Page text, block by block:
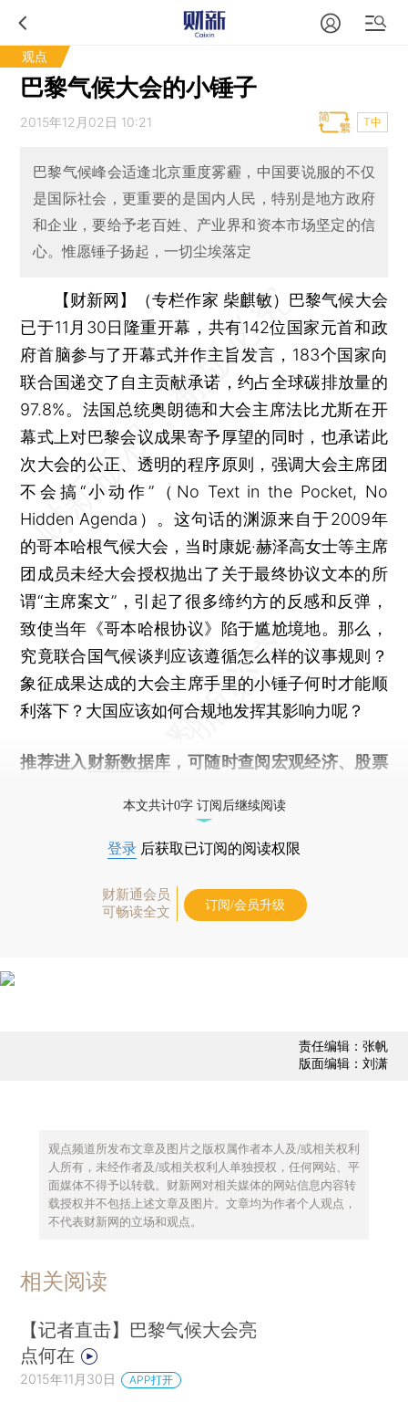
观点
巴黎气候大会的小锤子
2015年12月02日 10:21 T中
巴黎气候峰会适逢北京重度雾霾，中国要说服的不仅
是国际社会，更重要的是国内人民，特别是地方政府
和企业，要给予老百姓、产业界和资本市场坚定的信
心。惟愿锤子扬起，一切尘埃落定
【财新网】（专栏作家 柴麒敏） 巴黎气候大会
已于11月30日隆重开幕，共有142位国家元首和政
府首脑参与了开幕式并作主旨发言，183个国家向
联合国递交了自主贡献承诺，约占全球碳排放量的
97.8%。法国总统奥朗德和大会主席法比尤斯在开
幕式上对巴黎会议成果寄予厚望的同时，也承诺此
次大会的公正、透明的程序原则，强调大会主席团
不会搞“小动作”（No Text in the Pocket, No
Hidden Agenda）。这句话的渊源来自于2009年
的哥本哈根气候大会，当时康妮·赫泽高女士等主席
团成员未经大会授权抛出了关于最终协议文本的所
谓“主席案文”，引起了很多缔约方的反感和反弹，
致使当年《哥本哈根协议》陷于尴尬境地。那么，
究竟联合国气候谈判应该遵循怎么样的议事规则？
象征成果达成的大会主席手里的小锤子何时才能顺
利落下？大国应该如何合规地发挥其影响力呢？
推荐进入 财新数据库 ，可随时查阅宏观经济、股票
本文共计0字 订阅后继续阅读
登录 后获取已订阅的阅读权限
财新通会员
可畅读全文
订阅/会员升级
责任编辑：张帆
版面编辑：刘潇
观点频道所发布文章及图片之版权属作者本人及/或相关权利
人所有，未经作者及/或相关权利人单独授权，任何网站、平
面媒体不得予以转载。财新网对相关媒体的网站信息内容转
载授权并不包括上述文章及图片。文章均为作者个人观点，
不代表财新网的立场和观点。
相关阅读
【记者直击】巴黎气候大会亮
点何在
2015年11月30日 APP打开